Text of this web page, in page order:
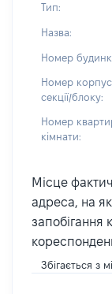
Тип:
Назва:
Номер
Номер
секції/блоку:
Номер
кімнати:
Місце
адреса, на
запобігання
Збігається з